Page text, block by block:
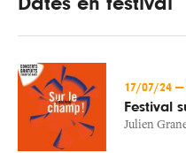
17/07/24 —
Festival
Julien